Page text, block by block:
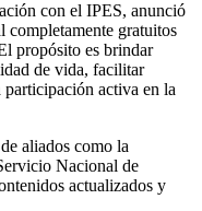
con el IPES, anunció
completamente gratuitos
propósito es brindar
de vida, facilitar
activa en la
aliados como la
Nacional de
actualizados y